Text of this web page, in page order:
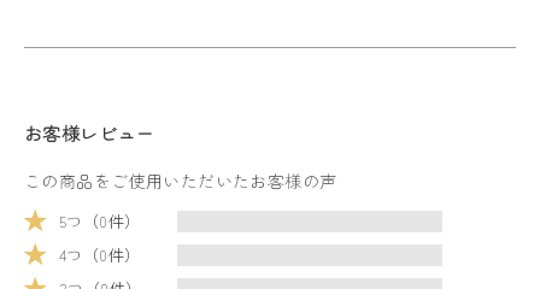
お客様レビュー
この商品をご使用いただいたお客様の声
5つ（0件）
4つ（0件）